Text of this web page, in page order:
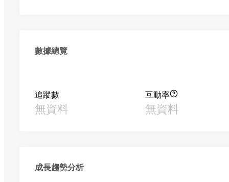
數據總覽
追蹤數
無資料
互動率
無資料
成長趨勢分析